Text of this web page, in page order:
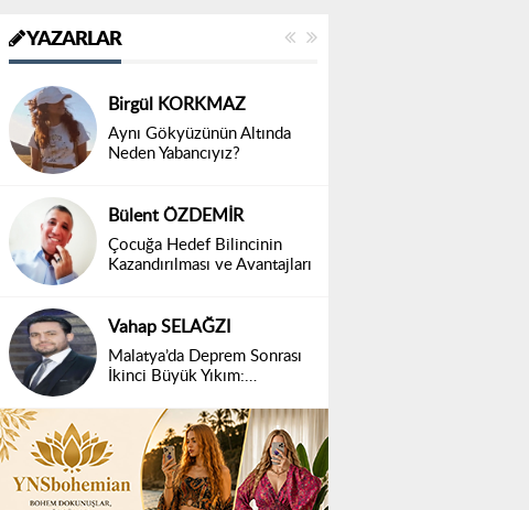
YAZARLAR
Birgül KORKMAZ
Aynı Gökyüzünün Altında
Neden Yabancıyız?
Bülent ÖZDEMİR
Çocuğa Hedef Bilincinin
Kazandırılması ve Avantajları
Vahap SELAĞZI
Malatya’da Deprem Sonrası
İkinci Büyük Yıkım: